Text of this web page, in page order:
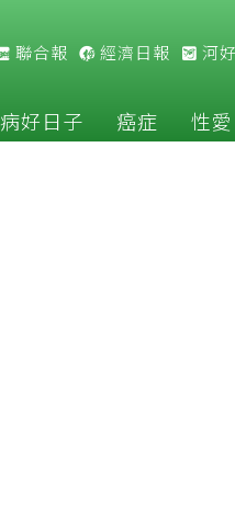
聯合報 經濟日報 河
好日子 癌症 性愛